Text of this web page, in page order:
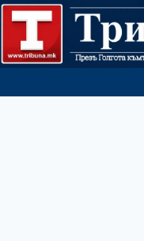
Skip
content